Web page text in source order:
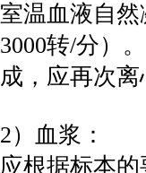
室温血液自然
3000转/分）
成，应再次离
2）血浆：
应根据标本